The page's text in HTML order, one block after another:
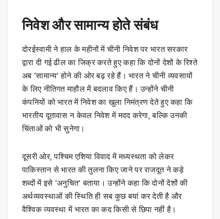
निवेश और सामान्य होते संबंध
दोरईस्वामी ने हाल के महीनों में चीनी निवेश पर भारत सरकार
द्वारा दी गई ढील का जिक्र करते हुए कहा कि दोनों देशों के रिश्ते
अब ‘सामान्य’ होने की ओर बढ़ रहे हैं। भारत ने चीनी व्यवसायों
के लिए नीतिगत माहौल में बदलाव किए हैं। उन्होंने चीनी
कंपनियों को भारत में निवेश का खुला निमंत्रण देते हुए कहा कि
भारतीय दूतावास न केवल निवेश में मदद करेगा, बल्कि उनकी
चिंताओं को भी सुनेगा।
दूसरी ओर, पश्चिम एशिया विवाद में मध्यस्थता को लेकर
पाकिस्तान से भारत की तुलना किए जाने पर राजदूत ने कड़े
शब्दों में इसे ‘अनुचित’ बताया। उन्होंने कहा कि दोनों देशों की
अर्थव्यवस्थाओं की स्थिति ही सब कुछ बयां कर देती है और
वैश्विक व्यवस्था में भारत का कद किसी से छिपा नहीं है।